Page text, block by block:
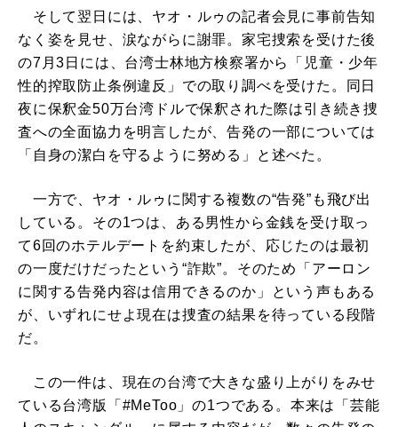
そして翌日には、ヤオ・ルゥの記者会見に事前告知
なく姿を見せ、涙ながらに謝罪。家宅捜索を受けた後
の7月3日には、台湾士林地方検察署から「児童・少年
性的搾取防止条例違反」での取り調べを受けた。同日
夜に保釈金50万台湾ドルで保釈された際は引き続き捜
査への全面協力を明言したが、告発の一部については
「自身の潔白を守るように努める」と述べた。
一方で、ヤオ・ルゥに関する複数の“告発”も飛び出
している。その1つは、ある男性から金銭を受け取っ
て6回のホテルデートを約束したが、応じたのは最初
の一度だけだったという“詐欺”。そのため「アーロン
に関する告発内容は信用できるのか」という声もある
が、いずれにせよ現在は捜査の結果を待っている段階
だ。
この一件は、現在の台湾で大きな盛り上がりをみせ
ている台湾版「#MeToo」の1つである。本来は「芸能